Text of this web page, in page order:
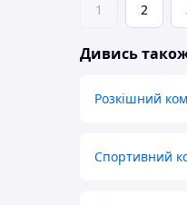
1 2
Дивись
Розкішний
Спортивний